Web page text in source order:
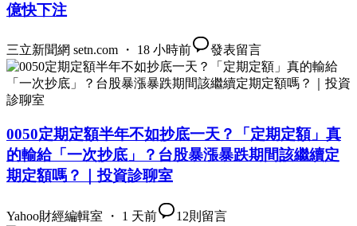
億快下注
三立新聞網 setn.com ・ 18 小時前 發表留言
0050定期定額半年不如抄底一天？「定期定額」真
的輸給「一次抄底」？台股暴漲暴跌期間該繼續定
期定額嗎？｜投資診聊室
Yahoo財經編輯室 ・ 1 天前 12則留言